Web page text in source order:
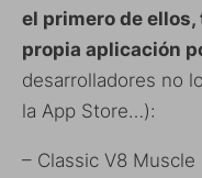
el primero de
propia aplicación
desarrolladores no
la App Store…):
– Classic V8 Muscle